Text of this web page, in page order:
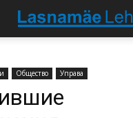
Общество Управа